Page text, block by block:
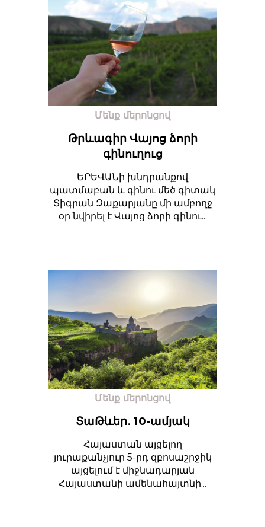
Մենք մերոնցով
Թրևագիր Վայոց ձորի
գինուղուց
ԵՐԵՎԱՆի խնդրանքով
պատմաբան և գինու մեծ գիտակ
Տիգրան Զաքարյանը մի ամբողջ
օր նվիրել է Վայոց ձորի գինու...
Մենք մերոնցով
ՏաԹևեր․ 10-ամյակ
Հայաստան այցելող
յուրաքանչյուր 5-րդ զբոսաշրջիկ
այցելում է միջնադարյան
Հայաստանի ամենահայտնի...